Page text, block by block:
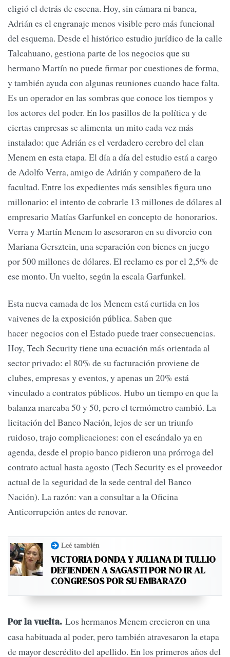
eligió el detrás de escena. Hoy, sin cámara ni banca,
Adrián es el engranaje menos visible pero más funcional
del esquema. Desde el histórico estudio jurídico de la calle
Talcahuano, gestiona parte de los negocios que su
hermano Martín no puede firmar por cuestiones de forma,
y también ayuda con algunas reuniones cuando hace falta.
Es un operador en las sombras que conoce los tiempos y
los actores del poder. En los pasillos de la política y de
ciertas empresas se alimenta un mito cada vez más
instalado: que Adrián es el verdadero cerebro del clan
Menem en esta etapa. El día a día del estudio está a cargo
de Adolfo Verra, amigo de Adrián y compañero de la
facultad. Entre los expedientes más sensibles figura uno
millonario: el intento de cobrarle 13 millones de dólares al
empresario Matías Garfunkel en concepto de honorarios.
Verra y Martín Menem lo asesoraron en su divorcio con
Mariana Gersztein, una separación con bienes en juego
por 500 millones de dólares. El reclamo es por el 2,5% de
ese monto. Un vuelto, según la escala Garfunkel.
Esta nueva camada de los Menem está curtida en los
vaivenes de la exposición pública. Saben que
hacer negocios con el Estado puede traer consecuencias.
Hoy, Tech Security tiene una ecuación más orientada al
sector privado: el 80% de su facturación proviene de
clubes, empresas y eventos, y apenas un 20% está
vinculado a contratos públicos. Hubo un tiempo en que la
balanza marcaba 50 y 50, pero el termómetro cambió. La
licitación del Banco Nación, lejos de ser un triunfo
ruidoso, trajo complicaciones: con el escándalo ya en
agenda, desde el propio banco pidieron una prórroga del
contrato actual hasta agosto (Tech Security es el proveedor
actual de la seguridad de la sede central del Banco
Nación). La razón: van a consultar a la Oficina
Anticorrupción antes de renovar.
Leé también
VICTORIA DONDA Y JULIANA DI TULLIO
DEFIENDEN A SAGASTI POR NO IR AL
CONGRESOS POR SU EMBARAZO
Por la vuelta. Los hermanos Menem crecieron en una
casa habituada al poder, pero también atravesaron la etapa
de mayor descrédito del apellido. En los primeros años del